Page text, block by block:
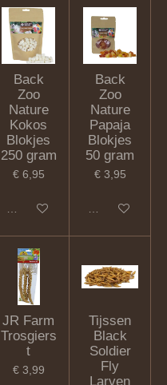
Back
Zoo
Nature
Kokos
Blokjes
250 gram
€ 6,95
In winkelwagen
Back
Zoo
Nature
Papaja
Blokjes
50 gram
€ 3,95
In winkelwagen
JR Farm
Trosgiers
t
€ 3,99
Tijssen
Black
Soldier
Fly
Larven